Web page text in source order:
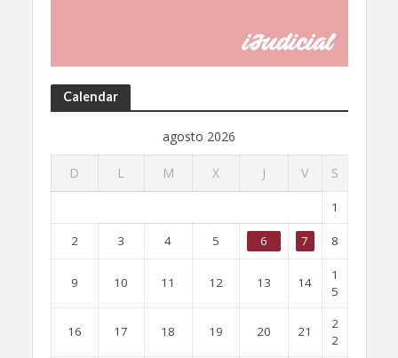
Calendar
agosto 2026
D L M X J V S
1
2 3 4 5 6 7 8
9 10 11 12 13 14
1
5
16 17 18 19 20 21
2
2